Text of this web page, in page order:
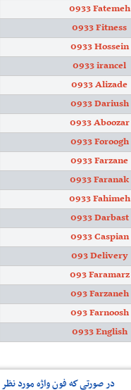
0933 Fatemeh
0933 Fitness
0933 Hossein
0933 irancel
0933 Alizade
0933 Dariush
0933 Aboozar
0933 Foroogh
0933 Farzane
0933 Faranak
0933 Fahimeh
0933 Darbast
0933 Caspian
093 Delivery
093 Faramarz
093 Farzaneh
093 Farnoosh
0933 English
در صورتی كه فون واژه مورد